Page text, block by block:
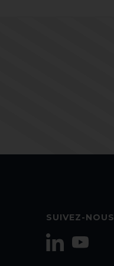
SUIVEZ-NOUS